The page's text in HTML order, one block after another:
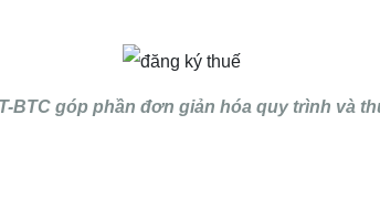
BTC góp phần đơn giản hóa quy trình và